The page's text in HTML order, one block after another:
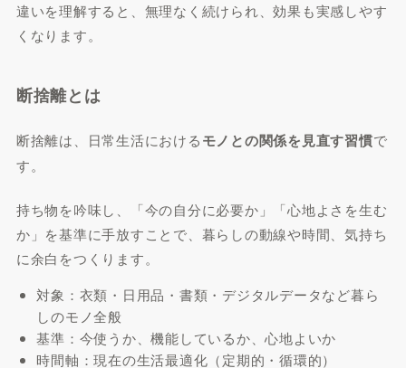
違いを理解すると、無理なく続けられ、効果も実感しやす
くなります。
断捨離とは
断捨離は、日常生活におけるモノとの関係を見直す習慣で
す。
持ち物を吟味し、「今の自分に必要か」「心地よさを生む
か」を基準に手放すことで、暮らしの動線や時間、気持ち
に余白をつくります。
対象：衣類・日用品・書類・デジタルデータなど暮ら
しのモノ全般
基準：今使うか、機能しているか、心地よいか
時間軸：現在の生活最適化（定期的・循環的）